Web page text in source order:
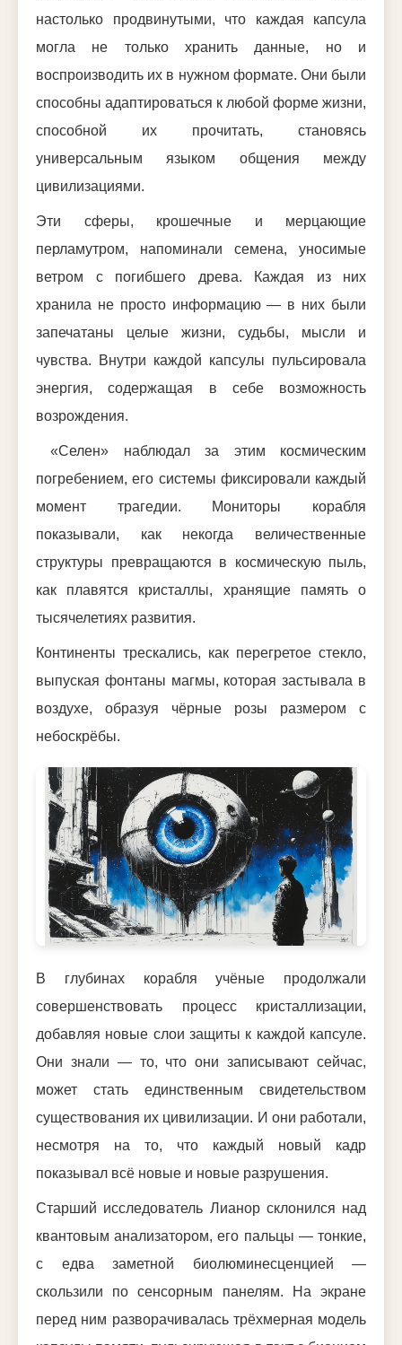
настолько продвинутыми, что каждая капсула
могла не только хранить данные, но и
воспроизводить их в нужном формате. Они были
способны адаптироваться к любой форме жизни,
способной их прочитать, становясь
универсальным языком общения между
цивилизациями.
Эти сферы, крошечные и мерцающие
перламутром, напоминали семена, уносимые
ветром с погибшего древа. Каждая из них
хранила не просто информацию — в них были
запечатаны целые жизни, судьбы, мысли и
чувства. Внутри каждой капсулы пульсировала
энергия, содержащая в себе возможность
возрождения.
«Селен» наблюдал за этим космическим
погребением, его системы фиксировали каждый
момент трагедии. Мониторы корабля
показывали, как некогда величественные
структуры превращаются в космическую пыль,
как плавятся кристаллы, хранящие память о
тысячелетиях развития.
Континенты трескались, как перегретое стекло,
выпуская фонтаны магмы, которая застывала в
воздухе, образуя чёрные розы размером с
небоскрёбы.
В глубинах корабля учёные продолжали
совершенствовать процесс кристаллизации,
добавляя новые слои защиты к каждой капсуле.
Они знали — то, что они записывают сейчас,
может стать единственным свидетельством
существования их цивилизации. И они работали,
несмотря на то, что каждый новый кадр
показывал всё новые и новые разрушения.
Старший исследователь Лианор склонился над
квантовым анализатором, его пальцы — тонкие,
с едва заметной биолюминесценцией —
скользили по сенсорным панелям. На экране
перед ним разворачивалась трёхмерная модель